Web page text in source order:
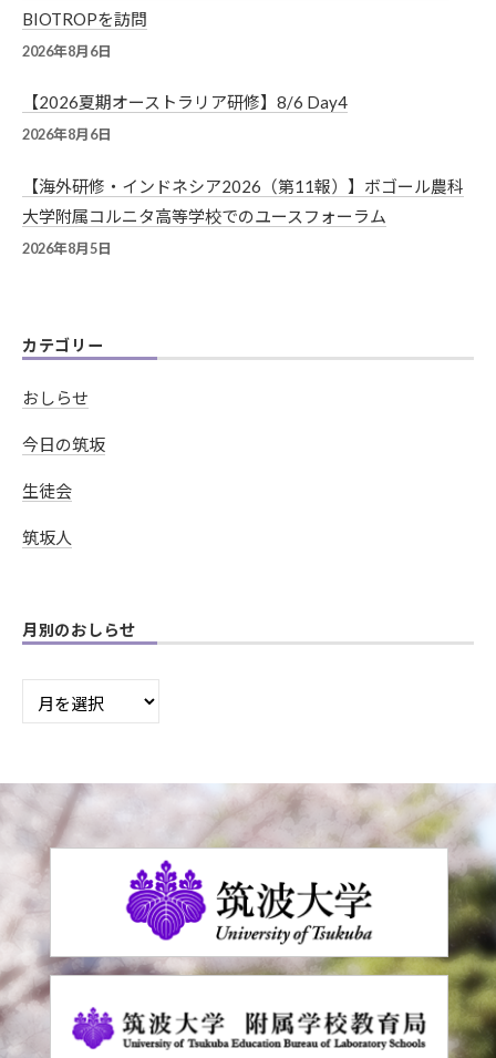
BIOTROPを訪問
2026年8月6日
【2026夏期オーストラリア研修】8/6 Day4
2026年8月6日
【海外研修・インドネシア2026（第11報）】ボゴール農科
大学附属コルニタ高等学校でのユースフォーラム
2026年8月5日
カテゴリー
おしらせ
今日の筑坂
生徒会
筑坂人
月別のおしらせ
月
ら